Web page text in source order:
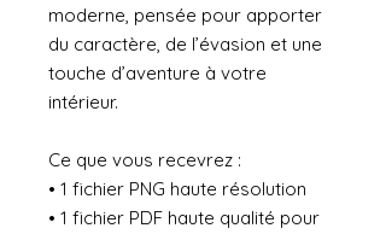
moderne, pensée pour apporter
du caractère, de l’évasion et une
touche d’aventure à votre
intérieur.
Ce que vous recevrez :
• 1 fichier PNG haute résolution
• 1 fichier PDF haute qualité pour